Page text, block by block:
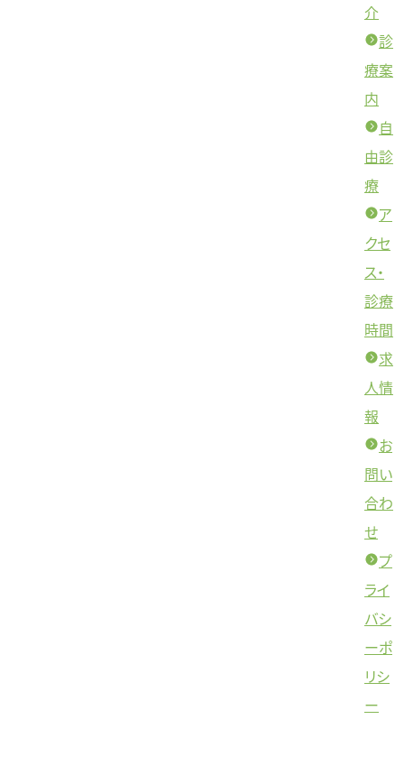
介
診
療案
内
自
由診
療
ア
クセ
ス・
診療
時間
求
人情
報
お
問い
合わ
せ
プ
ライ
バシ
ーポ
リシ
ー